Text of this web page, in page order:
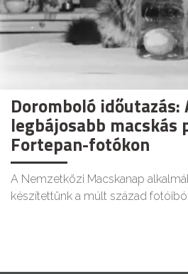
Doromboló időutazás:
legbájosabb macskás
Fortepan-fotókon
A Nemzetközi Macskanap
készítettünk a múlt század fotóiból.